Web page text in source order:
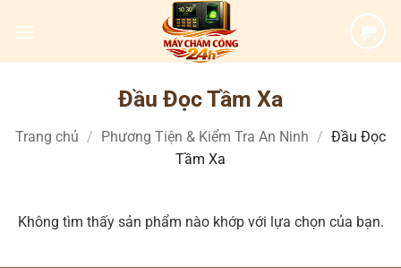
qua
Đầu Đọc Tầm Xa
Trang chủ / Phương Tiện & Kiểm Tra An Ninh / Đầu Đọc
Tầm Xa
Không tìm thấy sản phẩm nào khớp với lựa chọn của bạn.